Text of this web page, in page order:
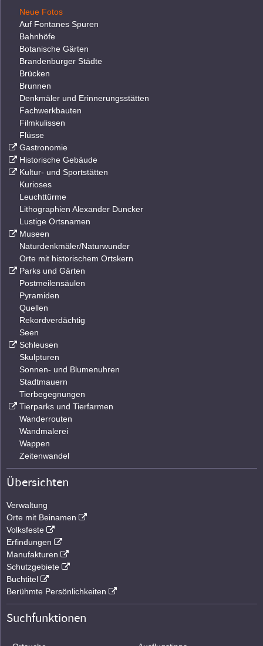
Neue Fotos
Auf Fontanes Spuren
Bahnhöfe
Botanische Gärten
Brandenburger Städte
Brücken
Brunnen
Denkmäler und Erinnerungsstätten
Fachwerkbauten
Filmkulissen
Flüsse
Gastronomie
Historische Gebäude
Kultur- und Sportstätten
Kurioses
Leuchttürme
Lithographien Alexander Duncker
Lustige Ortsnamen
Museen
Naturdenkmäler/Naturwunder
Orte mit historischem Ortskern
Parks und Gärten
Postmeilensäulen
Pyramiden
Quellen
Rekordverdächtig
Seen
Schleusen
Skulpturen
Sonnen- und Blumenuhren
Stadtmauern
Tierbegegnungen
Tierparks und Tierfarmen
Wanderrouten
Wandmalerei
Wappen
Zeitenwandel
Übersichten
Verwaltung
Orte mit Beinamen
Volksfeste
Erfindungen
Manufakturen
Schutzgebiete
Buchtitel
Berühmte Persönlichkeiten
Suchfunktionen